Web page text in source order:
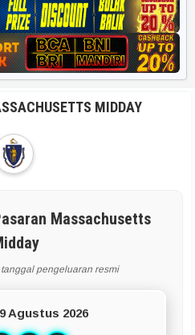
MIDDAY
Massachusetts
pengeluaran resmi
Agustus 2026